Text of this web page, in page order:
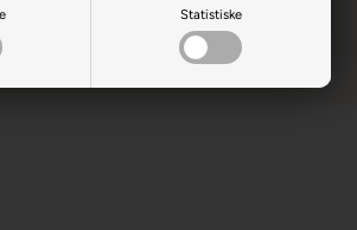
Statistiske